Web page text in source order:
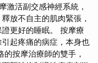
激活副交感神經系統，
放不自主的肌肉緊張，
更好的睡眠。 按摩療
起疼痛的病症，本身也
按摩治療師的雙手，